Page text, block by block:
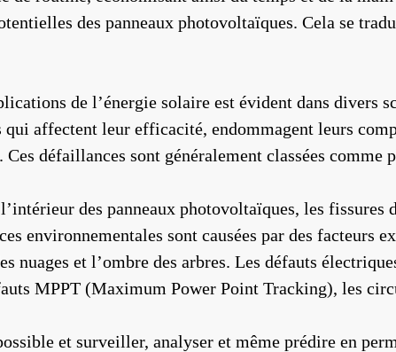
des panneaux photovoltaïques. Cela se
de l’énergie solaire est évident dans divers
affectent leur efficacité, endommagent leurs
défaillances sont généralement classées
des panneaux photovoltaïques, les fissures
environnementales sont causées par des facteurs
nuages ​​et l’ombre des arbres. Les défauts
MPPT (Maximum Power Point Tracking), les
et surveiller, analyser et même prédire en